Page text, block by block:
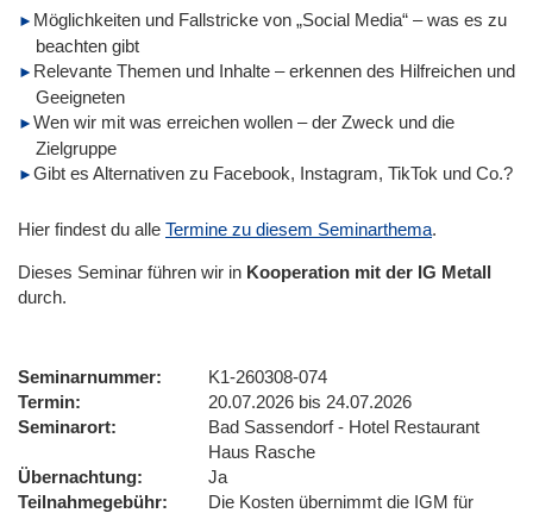
Möglichkeiten und Fallstricke von „Social Media“ – was es zu
beachten gibt
Relevante Themen und Inhalte – erkennen des Hilfreichen und
Geeigneten
Wen wir mit was erreichen wollen – der Zweck und die
Zielgruppe
Gibt es Alternativen zu Facebook, Instagram, TikTok und Co.?
Hier findest du alle Termine zu diesem Seminarthema.
Dieses Seminar führen wir in Kooperation mit der IG Metall
durch.
Seminarnummer
K1-260308-074
Termin
20.07.2026 bis 24.07.2026
Seminarort
Bad Sassendorf - Hotel Restaurant
Haus Rasche
Übernachtung
Ja
Teilnahmegebühr
Die Kosten übernimmt die IGM für